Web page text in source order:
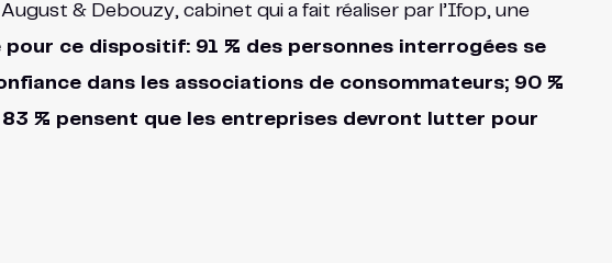
& Debouzy, cabinet qui a fait réaliser par l’Ifop, une
ce dispositif: 91 % des personnes interrogées se
dans les associations de consommateurs; 90 %
% pensent que les entreprises devront lutter pour